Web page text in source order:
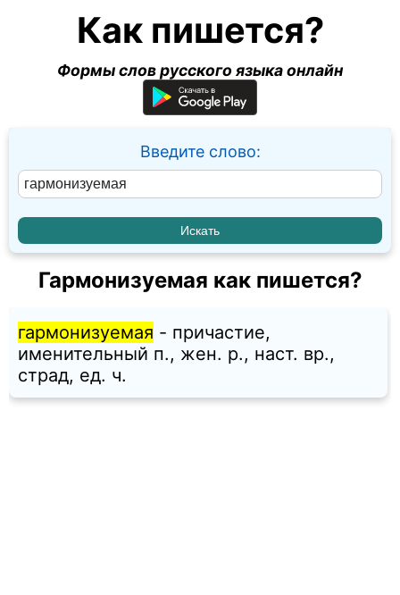
Как пишется?
Формы слов русского языка онлайн
Введите слово:
Гармонизуемая как пишется?
гармонизуемая - причастие,
именительный п., жен. p., наст. вр.,
страд, ед. ч.